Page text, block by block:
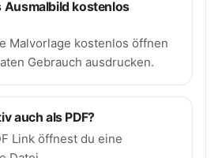
Ausmalbild kostenlos
Malvorlage kostenlos öffnen
Gebrauch ausdrucken.
auch als PDF?
Link öffnest du eine